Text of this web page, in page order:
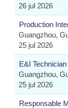
26 jul 2026
Production
Guangzhou,
25 jul 2026
E&I
Guangzhou,
25 jul 2026
Responsable